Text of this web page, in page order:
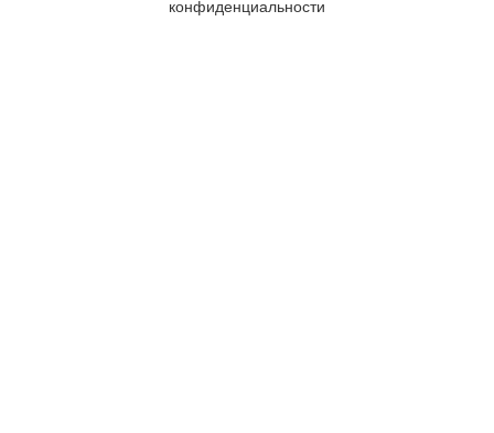
конфиденциальности